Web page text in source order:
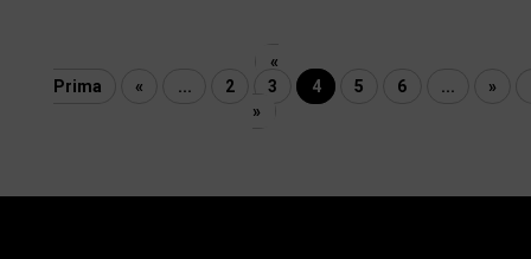
«
Prima
« ... 2 3 4 5 6 ... »
»